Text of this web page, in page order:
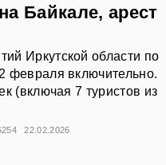
Байкале, арест
Иркутской области по
февраля включительно.
(включая 7 туристов из
22.02.2026